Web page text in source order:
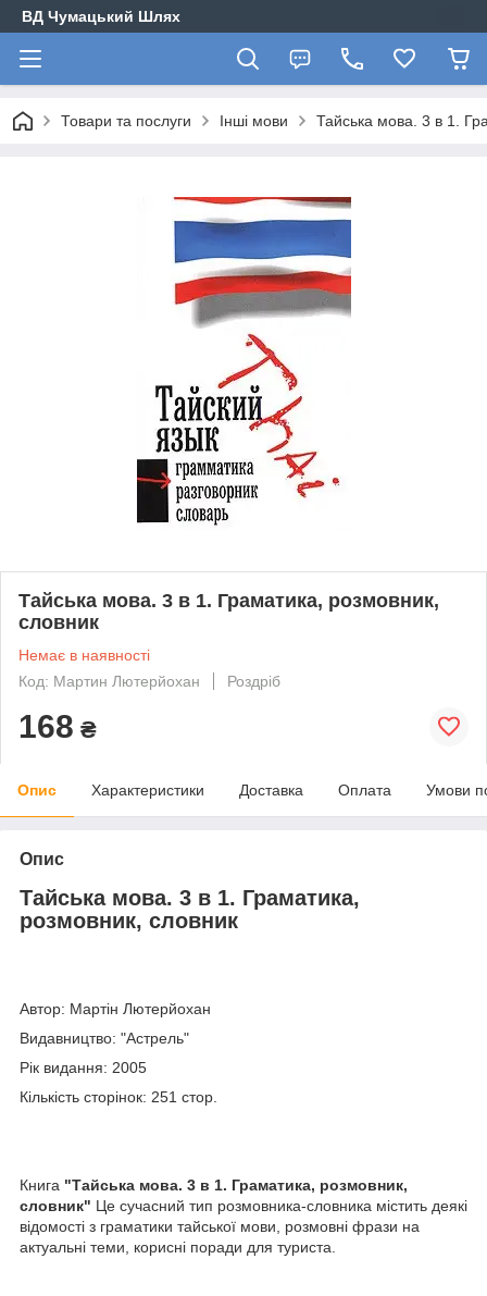
ВД Чумацький Шлях
Товари та послуги Інші мови Тайська мова. 3 в 1.
Тайська мова. 3 в 1. Граматика, розмовник,
словник
Немає в наявності
Код: Мартин Лютерйохан
Роздріб
168 ₴
Опис Характеристики Доставка Оплата Умови
Опис
Тайська мова. 3 в 1. Граматика,
розмовник, словник
Автор: Мартін Лютерйохан
Видавництво: "Астрель"
Рік видання: 2005
Кількість сторінок: 251 стор.
Книга "Тайська мова. 3 в 1. Граматика, розмовник,
словник" Це сучасний тип розмовника-словника містить деякі
відомості з граматики тайської мови, розмовні фрази на
актуальні теми, корисні поради для туриста.